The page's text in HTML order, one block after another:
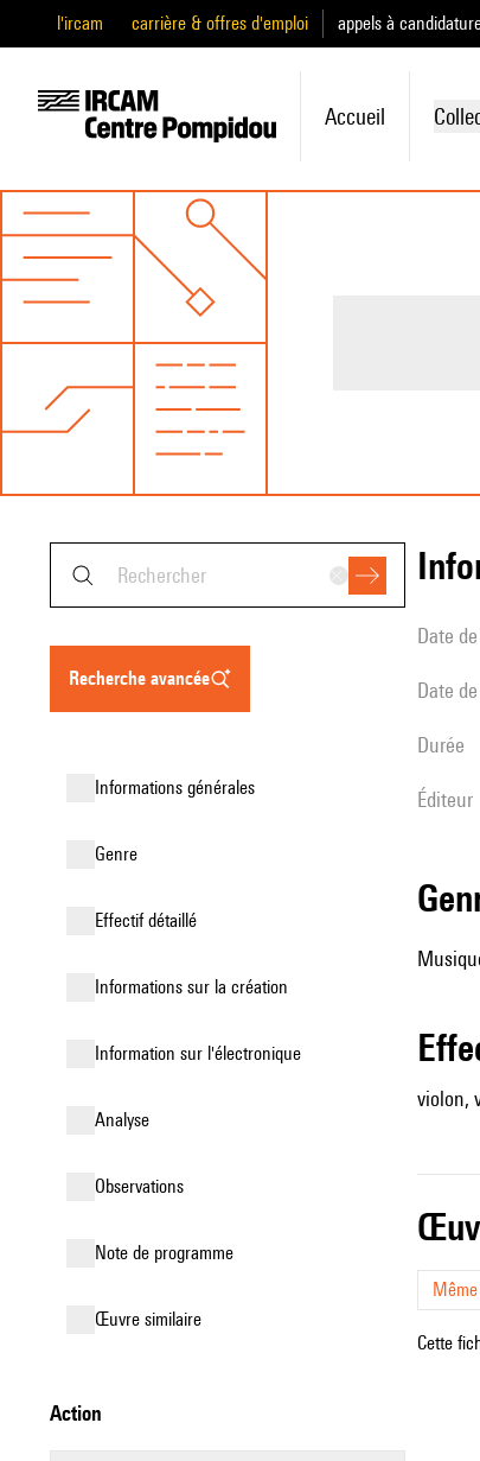
l'ircam carrière & offres d'emploi appels à
Accueil
recherche avancée
informations générales
genre
effectif détaillé
informations sur la création
Information sur l'électronique
analyse
observations
Note de programme
œuvre similaire
action
date
date
durée
éditeur
violon,
Cette